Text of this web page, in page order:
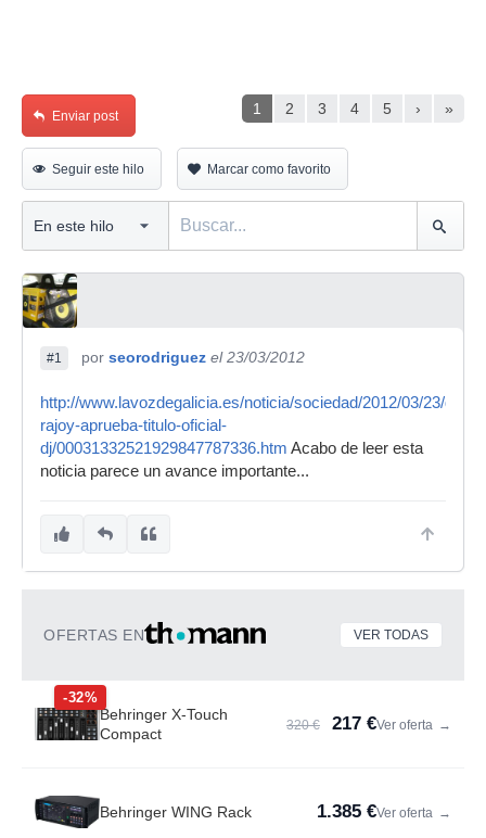
1 2 3 4 5 › »
Enviar post
Seguir este hilo Marcar como favorito
#1 por seorodriguez el 23/03/2012
http://www.lavozdegalicia.es/noticia/sociedad/2012/03/23/
rajoy-aprueba-titulo-oficial-
dj/00031332521929847787336.htm Acabo de leer esta
noticia parece un avance importante...
OFERTAS EN VER TODAS
-32%
Behringer X-Touch
Compact
320 € 217 €Ver oferta →
Behringer WING Rack 1.385 €Ver oferta →